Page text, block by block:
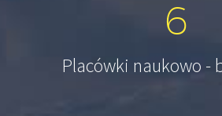
6
Placówki naukowo -